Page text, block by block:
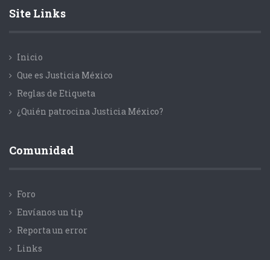
Site Links
Inicio
Que es Justicia México
Reglas de Etiqueta
¿Quién patrocina Justicia México?
Comunidad
Foro
Envíanos un tip
Reporta un error
Links